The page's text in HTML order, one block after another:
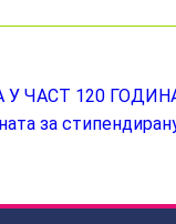
ЧАСТ 120
за